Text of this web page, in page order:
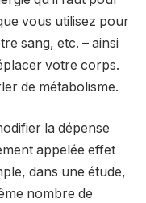
vous utilisez pour
sang, etc. – ainsi
votre corps.
de métabolisme.
la dépense
appelée effet
dans une étude,
nombre de